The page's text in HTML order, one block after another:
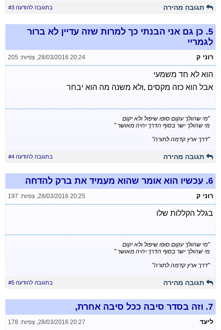
תגובה מהירה בתגובה להודעה #3
5. כן גם אני הבנתי כך למרות שזה עדיין לא ברור
לגמריי
רוני ק 28/03/2016 20:24
, צפיות: 205
הוא לא חד משמעי
אבל הוא כזה מקסים ,ולא משנה מה הוא יבחר
"מי שהולך עקום סופו שיפול ולא יקום
מי שהולך ישר בסוף הדרך יהיה מאושר "
"דרך ארץ קדמה לתורה"
תגובה מהירה בתגובה להודעה #4
6. עכשיו הוא אומר שהוא מעמיד את ברק להדחה
רוני ק 28/03/2016 20:25
, צפיות: 197
בגלל הקללות שלו
"מי שהולך עקום סופו שיפול ולא יקום
מי שהולך ישר בסוף הדרך יהיה מאושר "
"דרך ארץ קדמה לתורה"
תגובה מהירה בתגובה להודעה #5
7. וזה בסדר סיבה ככל סיבה אחרת,
ליעד 28/03/2016 20:27
, צפיות: 178